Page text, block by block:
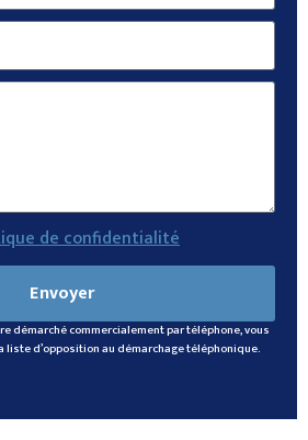
de confidentialité
Envoyer
démarché commercialement par téléphone, vous
liste d’opposition au démarchage téléphonique.